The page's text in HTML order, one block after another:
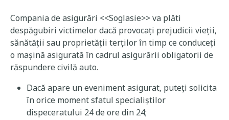
Compania de asigurări <<Soglasie>> va plăti
despăgubiri victimelor dacă provocați prejudicii vieții,
sănătății sau proprietății terților în timp ce conduceți
o mașină asigurată în cadrul asigurării obligatorii de
răspundere civilă auto.
Dacă apare un eveniment asigurat, puteți solicita
în orice moment sfatul specialiștilor
dispeceratului 24 de ore din 24;